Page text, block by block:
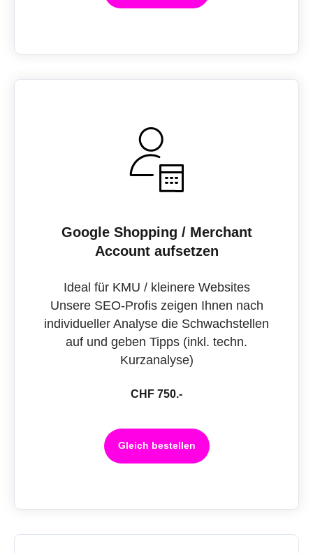
Google Shopping / Merchant
Account aufsetzen
Ideal für KMU / kleinere Websites
Unsere SEO-Profis zeigen Ihnen nach
individueller Analyse die Schwachstellen
auf und geben Tipps (inkl. techn.
Kurzanalyse)
CHF 750.-
Gleich bestellen